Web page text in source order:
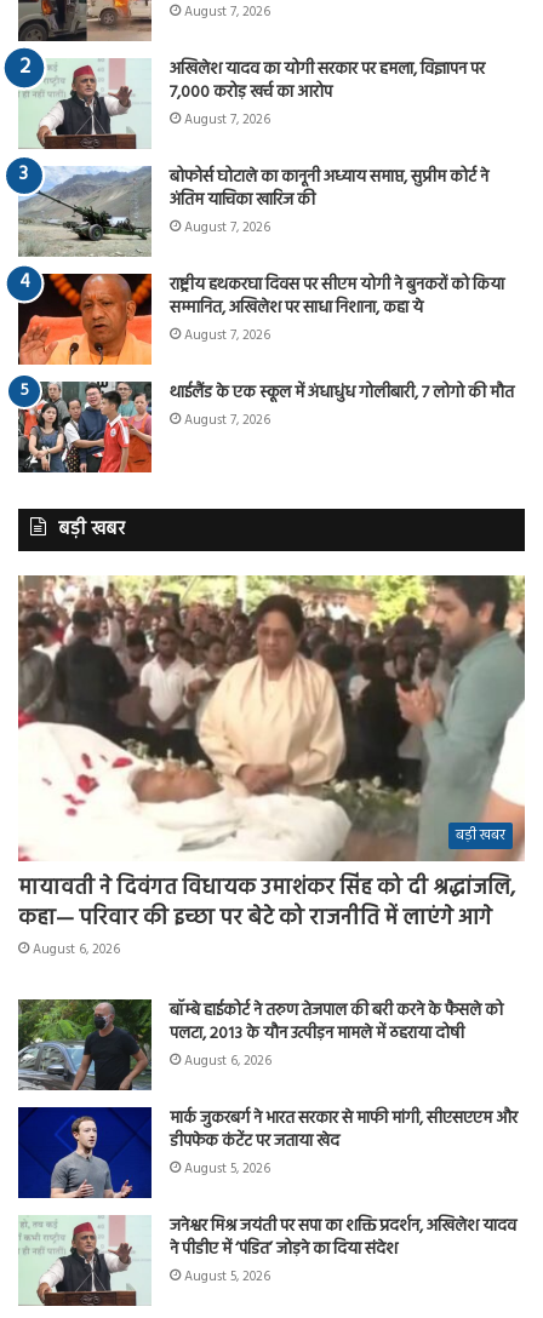
August 7, 2026
अखिलेश यादव का योगी सरकार पर हमला, विज्ञापन पर
7,000 करोड़ खर्च का आरोप
August 7, 2026
बोफोर्स घोटाले का कानूनी अध्याय समाप्त, सुप्रीम कोर्ट ने
अंतिम याचिका खारिज की
August 7, 2026
राष्ट्रीय हथकरघा दिवस पर सीएम योगी ने बुनकरों को किया
सम्मानित, अखिलेश पर साधा निशाना, कहा ये
August 7, 2026
थाईलैंड के एक स्कूल में अंधाधुंध गोलीबारी, 7 लोगो की मौत
August 7, 2026
बड़ी खबर
बड़ी खबर
मायावती ने दिवंगत विधायक उमाशंकर सिंह को दी श्रद्धांजलि,
कहा— परिवार की इच्छा पर बेटे को राजनीति में लाएंगे आगे
August 6, 2026
बॉम्बे हाईकोर्ट ने तरुण तेजपाल की बरी करने के फैसले को
पलटा, 2013 के यौन उत्पीड़न मामले में ठहराया दोषी
August 6, 2026
मार्क जुकरबर्ग ने भारत सरकार से माफी मांगी, सीएसएएम और
डीपफेक कंटेंट पर जताया खेद
August 5, 2026
जनेश्वर मिश्र जयंती पर सपा का शक्ति प्रदर्शन, अखिलेश यादव
ने पीडीए में ‘पंडित’ जोड़ने का दिया संदेश
August 5, 2026